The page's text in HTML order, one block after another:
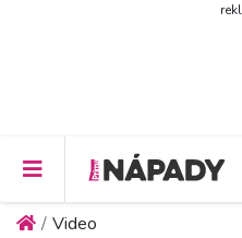
Video